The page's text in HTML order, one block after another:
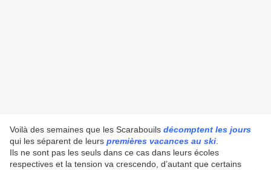
Voilà des semaines que les Scarabouils décomptent les jours
qui les séparent de leurs premières vacances au ski
Ils ne sont pas les seuls dans ce cas dans leurs écoles
respectives et la tension va crescendo, d’autant que certains